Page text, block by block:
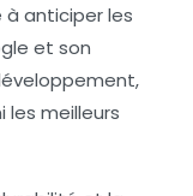
anticiper les
et son
,
les meilleurs